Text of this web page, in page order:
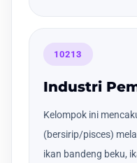
10213
Industri
Kelompok ini
(bersirip/pisces)
ikan bandeng beku,